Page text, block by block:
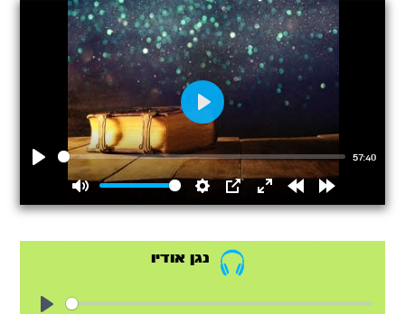
57:40
Mute Settings
PIP
EnterRewindForward
Play
נגן אודיו